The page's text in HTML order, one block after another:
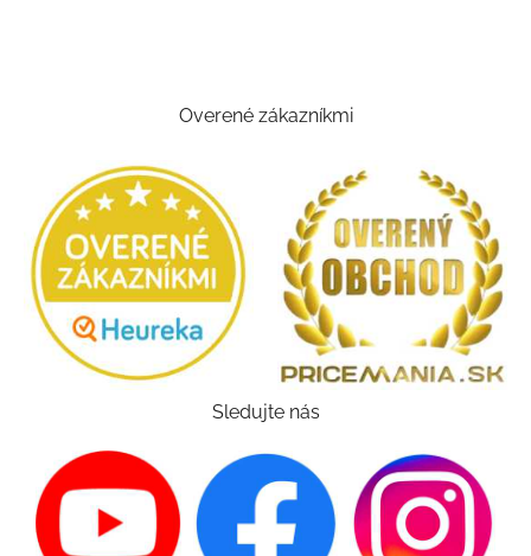
Overené zákazníkmi
Sledujte nás